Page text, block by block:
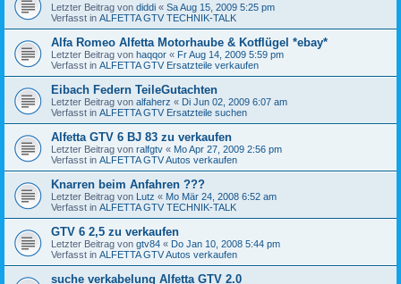
Letzter Beitrag von diddi « Sa Aug 15, 2009 5:25 pm
Verfasst in ALFETTA GTV TECHNIK-TALK
Alfa Romeo Alfetta Motorhaube & Kotflügel *ebay*
Letzter Beitrag von haqqor « Fr Aug 14, 2009 5:59 pm
Verfasst in ALFETTA GTV Ersatzteile verkaufen
Eibach Federn TeileGutachten
Letzter Beitrag von alfaherz « Di Jun 02, 2009 6:07 am
Verfasst in ALFETTA GTV Ersatzteile suchen
Alfetta GTV 6 BJ 83 zu verkaufen
Letzter Beitrag von ralfgtv « Mo Apr 27, 2009 2:56 pm
Verfasst in ALFETTA GTV Autos verkaufen
Knarren beim Anfahren ???
Letzter Beitrag von Lutz « Mo Mär 24, 2008 6:52 am
Verfasst in ALFETTA GTV TECHNIK-TALK
GTV 6 2,5 zu verkaufen
Letzter Beitrag von gtv84 « Do Jan 10, 2008 5:44 pm
Verfasst in ALFETTA GTV Autos verkaufen
suche verkabelung Alfetta GTV 2.0